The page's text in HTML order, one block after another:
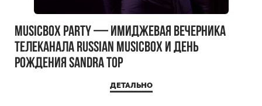
MUSICBOX PARTY — имиджевая вечерника
телеканала RUSSIAN MUSICBOX и день
рождения Sandra Top
ДЕТАЛЬНО